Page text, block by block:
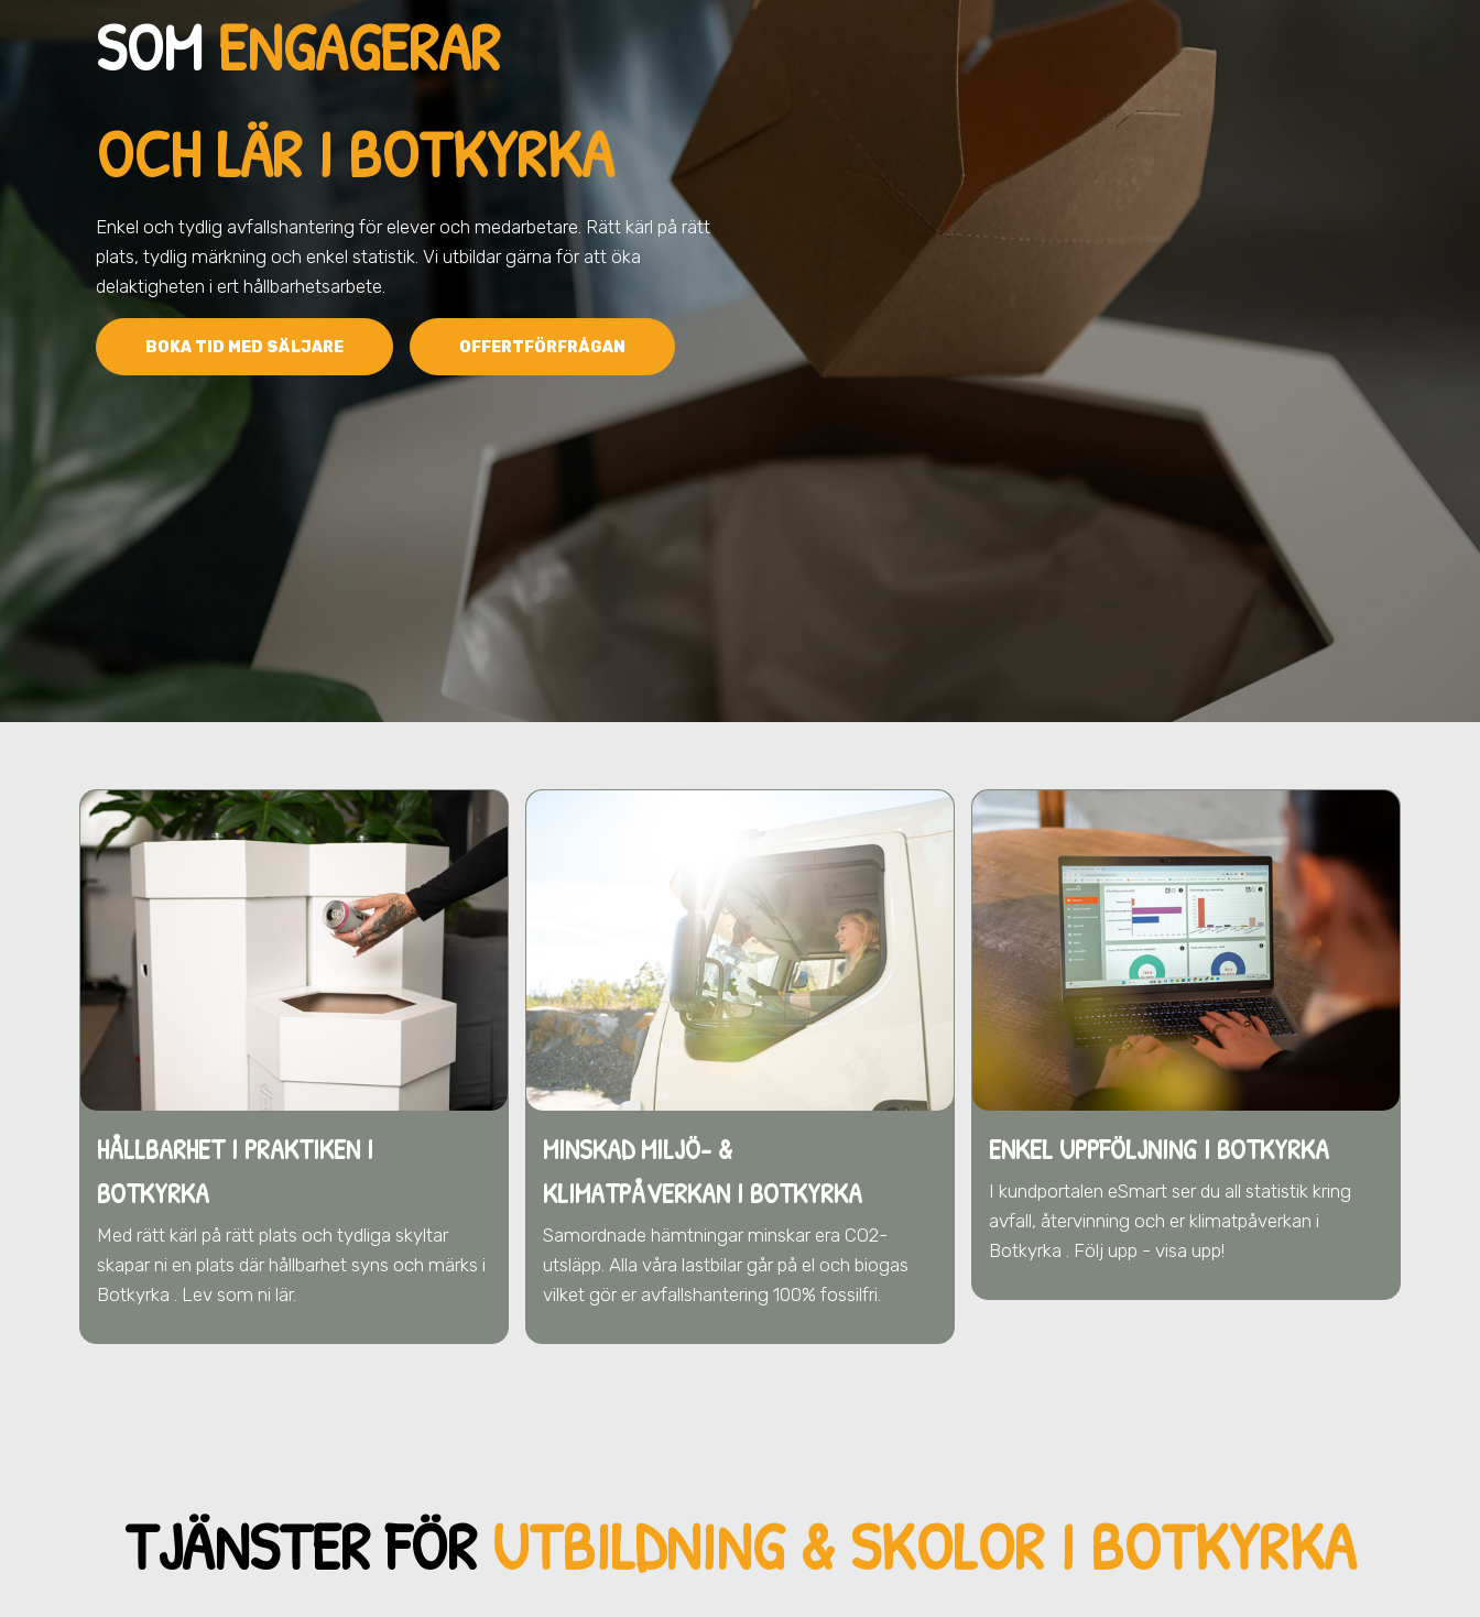
SOMENGAGERAR
OCH LÄR I BOTKYRKA
Enkel och tydlig avfallshantering för elever och medarbetare. Rätt kärl på rätt
plats, tydlig märkning och enkel statistik. Vi utbildar gärna för att öka
delaktigheten i ert hållbarhetsarbete.
BOKA TID MED SÄLJARE OFFERTFÖRFRÅGAN
HÅLLBARHET I PRAKTIKEN I
BOTKYRKA
Med rätt kärl på rätt plats och tydliga skyltar
skapar ni en plats där hållbarhet syns och märks i
Botkyrka . Lev som ni lär.
MINSKAD MILJÖ- &
KLIMATPÅVERKAN I BOTKYRKA
Samordnade hämtningar minskar era CO2-
utsläpp. Alla våra lastbilar går på el och biogas
vilket gör er avfallshantering 100% fossilfri.
ENKEL UPPFÖLJNING I BOTKYRKA
I kundportalen eSmart ser du all statistik kring
avfall, återvinning och er klimatpåverkan i
Botkyrka . Följ upp - visa upp!
TJÄNSTER FÖRUTBILDNING & SKOLOR I BOTKYRKA